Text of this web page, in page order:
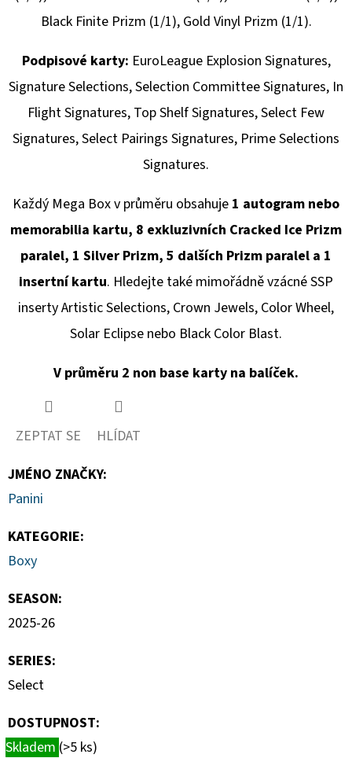
Black Finite Prizm (1/1), Gold Vinyl Prizm (1/1).
Podpisové karty: EuroLeague Explosion Signatures,
Signature Selections, Selection Committee Signatures, In
Flight Signatures, Top Shelf Signatures, Select Few
Signatures, Select Pairings Signatures, Prime Selections
Signatures.
Každý Mega Box v průměru obsahuje 1 autogram nebo
memorabilia kartu, 8 exkluzivních Cracked Ice Prizm
paralel, 1 Silver Prizm, 5 dalších Prizm paralel a 1
insertní kartu. Hledejte také mimořádně vzácné SSP
inserty Artistic Selections, Crown Jewels, Color Wheel,
Solar Eclipse nebo Black Color Blast.
V průměru 2 non base karty na balíček.
ZEPTAT SE
HLÍDAT
JMÉNO ZNAČKY:
Panini
KATEGORIE:
Boxy
SEASON:
2025-26
SERIES:
Select
DOSTUPNOST:
Skladem (>5 ks)